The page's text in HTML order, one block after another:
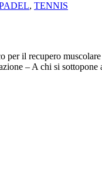
, TENNIS
il recupero muscolare
– A chi si sottopone